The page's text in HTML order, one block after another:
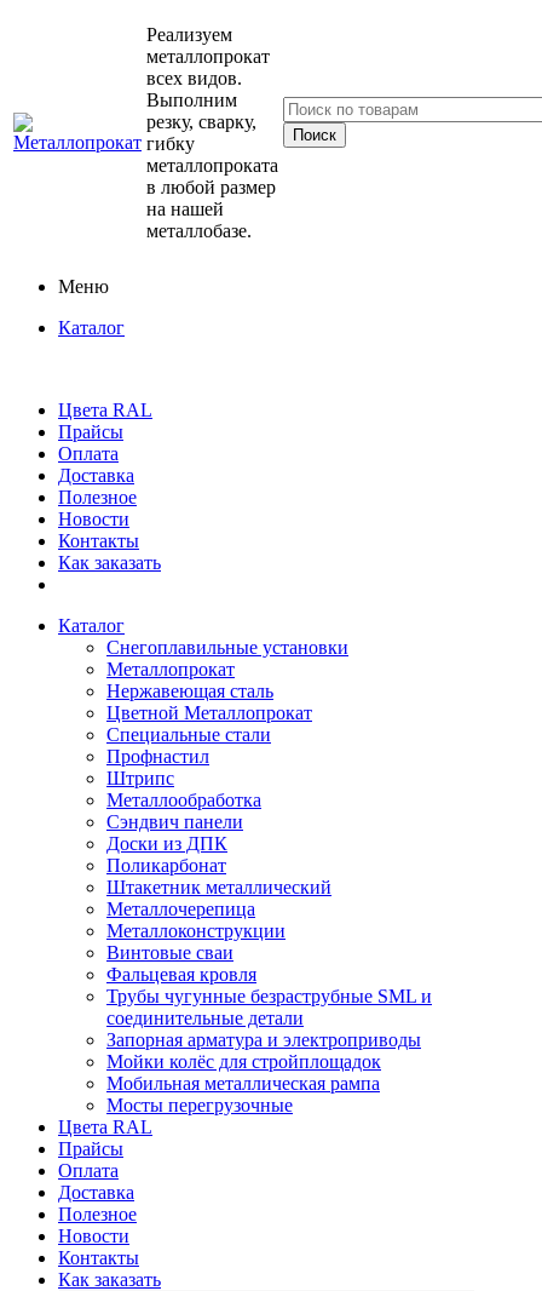
Реализуем
металлопрокат
всех видов.
Выполним
резку, сварку,
гибку
металлопроката
в любой размер
на нашей
металлобазе.
Меню
Каталог
Цвета RAL
Прайсы
Оплата
Доставка
Полезное
Новости
Контакты
Как заказать
Каталог
Снегоплавильные установки
Металлопрокат
Нержавеющая сталь
Цветной Металлопрокат
Специальные стали
Профнастил
Штрипс
Металлообработка
Сэндвич панели
Доски из ДПК
Поликарбонат
Штакетник металлический
Металлочерепица
Металлоконструкции
Винтовые сваи
Фальцевая кровля
Трубы чугунные безраструбные SML и
соединительные детали
Запорная арматура и электроприводы
Мойки колёс для стройплощадок
Мобильная металлическая рампа
Мосты перегрузочные
Цвета RAL
Прайсы
Оплата
Доставка
Полезное
Новости
Контакты
Как заказать